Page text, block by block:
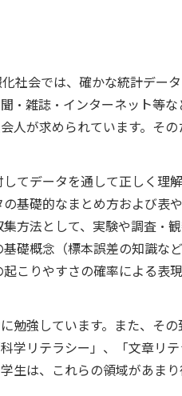
社会では、確かな統計デー
・雑誌・インターネット等
人が求められています。そ
てデータを通して正しく理
基礎的なまとめ方および表
方法として、実験や調査・
礎概念（標本誤差の知識など
こりやすさの確率による表現
勉強しています。また、そ
学リテラシー」、「文章リ
生は、これらの領域があまり